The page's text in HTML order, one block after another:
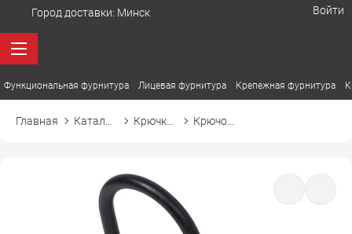
Город доставки: Минск Войти
Функциональная фурнитура Лицевая фурнитура Крепежная фурнитура
Главная